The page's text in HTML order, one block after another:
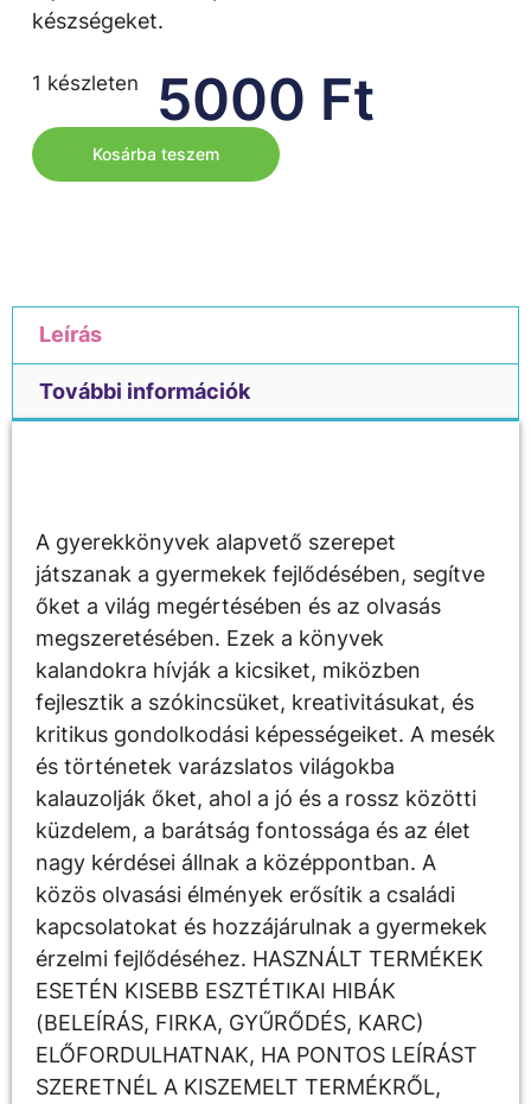
készségeket.
5000 Ft
1 készleten
Kosárba teszem
Leírás
További információk
A gyerekkönyvek alapvető szerepet
játszanak a gyermekek fejlődésében, segítve
őket a világ megértésében és az olvasás
megszeretésében. Ezek a könyvek
kalandokra hívják a kicsiket, miközben
fejlesztik a szókincsüket, kreativitásukat, és
kritikus gondolkodási képességeiket. A mesék
és történetek varázslatos világokba
kalauzolják őket, ahol a jó és a rossz közötti
küzdelem, a barátság fontossága és az élet
nagy kérdései állnak a középpontban. A
közös olvasási élmények erősítik a családi
kapcsolatokat és hozzájárulnak a gyermekek
érzelmi fejlődéséhez. HASZNÁLT TERMÉKEK
ESETÉN KISEBB ESZTÉTIKAI HIBÁK
(BELEÍRÁS, FIRKA, GYŰRŐDÉS, KARC)
ELŐFORDULHATNAK, HA PONTOS LEÍRÁST
SZERETNÉL A KISZEMELT TERMÉKRŐL,